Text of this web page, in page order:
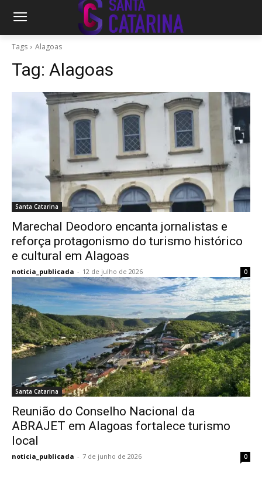
Tags Alagoas
Tag: Alagoas
Santa Catarina
Marechal Deodoro encanta jornalistas e
reforça protagonismo do turismo histórico
e cultural em Alagoas
noticia_publicada - 12 de julho de 2026 0
Santa Catarina
Reunião do Conselho Nacional da
ABRAJET em Alagoas fortalece turismo
local
noticia_publicada - 7 de junho de 2026 0